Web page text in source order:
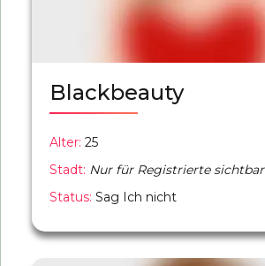
Blackbeauty
Alter: 25
Stadt: Nur für Registrierte sichtbar
Status: Sag Ich nicht